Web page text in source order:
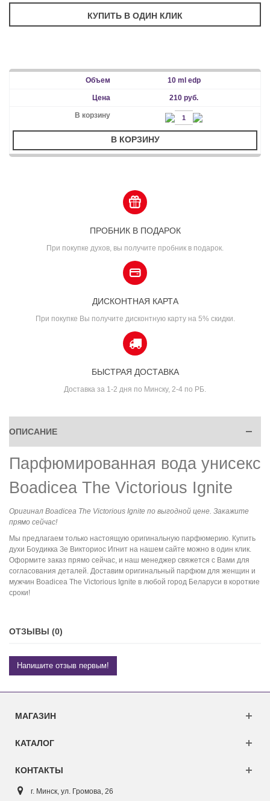
10 ml edp
210 руб.
В КОРЗИНУ
ПРОБНИК В ПОДАРОК
При покупке духов, вы получите пробник в подарок.
ДИСКОНТНАЯ КАРТА
При покупке Вы получите дисконтную карту на 5% скидки.
БЫСТРАЯ ДОСТАВКА
Доставка за 1-2 дня по Минску, 2-4 по РБ.
ОПИСАНИЕ
Парфюмированная вода унисекс
Boadicea The Victorious Ignite
Оригинал Boadicea The Victorious Ignite по выгодной цене. Закажите
прямо сейчас!
Мы предлагаем только настоящую оригинальную парфюмерию. Купить
духи Боудикка Зе Викториос Игнит на нашем сайте можно в один клик.
Оформите заказ прямо сейчас, и наш менеджер свяжется с Вами для
согласования деталей. Доставим оригинальный парфюм для женщин и
мужчин Boadicea The Victorious Ignite в любой город Беларуси в короткие
сроки!
ОТЗЫВЫ (0)
Напишите отзыв первым!
МАГАЗИН
КАТАЛОГ
КОНТАКТЫ
г. Минск, ул. Громова, 26